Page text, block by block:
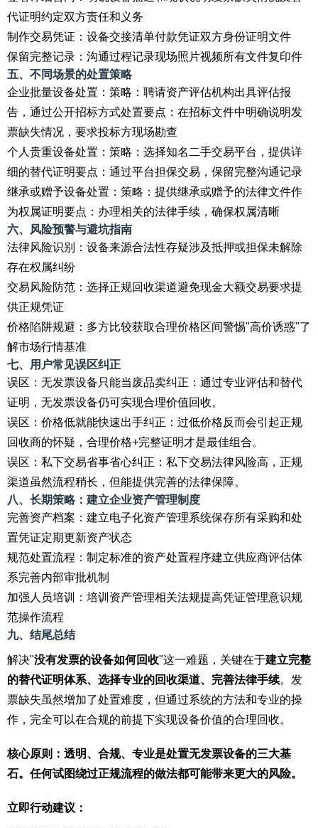
代证明约定双方责任和义务
制作交易凭证：设备交接清单付款凭证双方身份证明文件
保留完整记录：沟通过程记录现场照片视频所有文件复印件
五、不同场景的处置策略
企业批量设备处置：策略：聘请资产评估机构出具评估报
告，通过公开招标方式处置要点：在招标文件中明确说明发
票缺失情况，要求投标方现场勘查
个人贵重设备处置：策略：选择知名二手交易平台，提供详
细的替代证明要点：通过平台担保交易，保留完整沟通记录
继承或赠予设备处置：策略：提供继承或赠予的法律文件作
为权属证明要点：办理相关的法律手续，确保权属清晰
六、风险预警与避坑指南
法律风险识别：设备来源合法性存疑涉及抵押或担保未解除
存在权属纠纷
交易风险防范：选择正规回收渠道避免现金大额交易要求提
供正规凭证
价格陷阱规避：多方比较获取合理价格区间警惕"高价诱惑"了
解市场行情基准
七、用户常见误区纠正
误区：无发票设备只能当废品卖纠正：通过专业评估和替代
证明，无发票设备仍可实现合理价值回收。
误区：价格低就能快速出手纠正：过低价格反而会引起正规
回收商的怀疑，合理价格+完整证明才是最佳组合。
误区：私下交易省事省心纠正：私下交易法律风险高，正规
渠道虽然流程稍长，但能提供完善的法律保障。
八、长期策略：建立企业资产管理制度
完善资产档案：建立电子化资产管理系统保存所有采购和处
置凭证定期更新资产状态
规范处置流程：制定标准的资产处置程序建立供应商评估体
系完善内部审批机制
加强人员培训：培训资产管理相关法规提高凭证管理意识规
范操作流程
九、结尾总结
解决"没有发票的设备如何回收"这一难题，关键在于建立完整
的替代证明体系、选择专业的回收渠道、完善法律手续。发
票缺失虽然增加了处置难度，但通过系统的方法和专业的操
作，完全可以在合规的前提下实现设备价值的合理回收。
核心原则：透明、合规、专业是处置无发票设备的三大基
石。任何试图绕过正规流程的做法都可能带来更大的风险。
立即行动建议：